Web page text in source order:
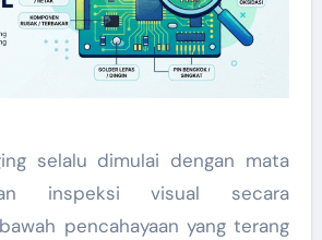
selalu dimulai dengan mata
inspeksi visual secara
pencahayaan yang terang